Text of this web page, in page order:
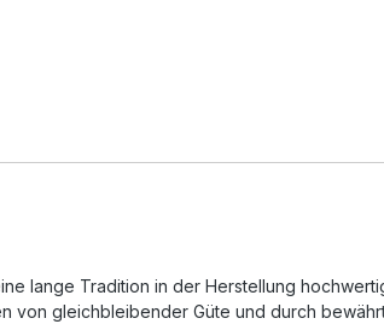
lange Tradition in der Herstellung
von gleichbleibender Güte und durch